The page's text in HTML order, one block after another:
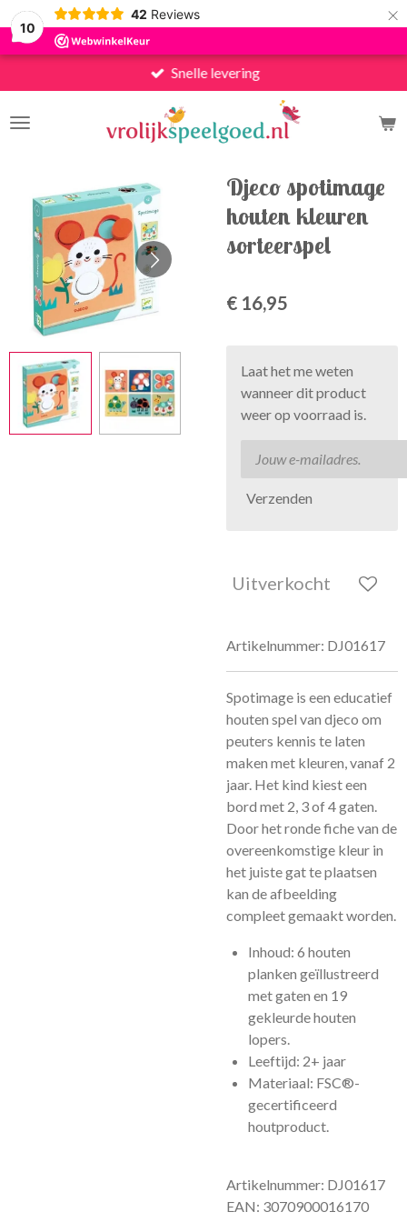
10
42 Reviews ×
Snelle levering
Djeco spotimage
houten kleuren
sorteerspel
€ 16,95
Laat het me weten
wanneer dit product
weer op voorraad is.
Verzenden
Uitverkocht
Artikelnummer: DJ01617
Spotimage is een educatief
houten spel van djeco om
peuters kennis te laten
maken met kleuren, vanaf 2
jaar. Het kind kiest een
bord met 2, 3 of 4 gaten.
Door het ronde fiche van de
overeenkomstige kleur in
het juiste gat te plaatsen
kan de afbeelding
compleet gemaakt worden.
Inhoud: 6 houten
planken geïllustreerd
met gaten en 19
gekleurde houten
lopers.
Leeftijd: 2+ jaar
Materiaal: FSC®-
gecertificeerd
houtproduct.
Artikelnummer: DJ01617
EAN: 3070900016170